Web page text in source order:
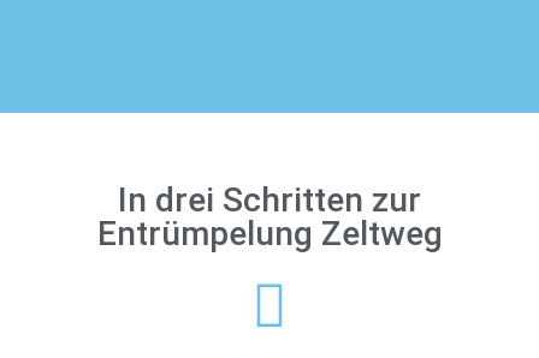
In drei Schritten zur
Entrümpelung Zeltweg